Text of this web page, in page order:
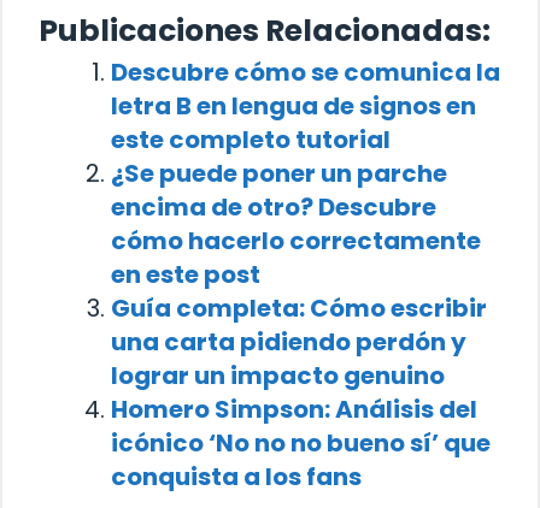
Publicaciones Relacionadas:
Descubre cómo se comunica la
letra B en lengua de signos en
este completo tutorial
¿Se puede poner un parche
encima de otro? Descubre
cómo hacerlo correctamente
en este post
Guía completa: Cómo escribir
una carta pidiendo perdón y
lograr un impacto genuino
Homero Simpson: Análisis del
icónico ‘No no no bueno sí’ que
conquista a los fans